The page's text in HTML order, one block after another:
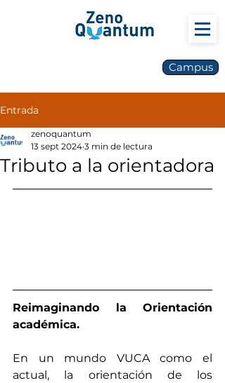
Campus
Entrada
Tributo a la orientadora
zenoquantum
13 sept 2024 3 min de lectura
Reimaginando la Orientación
académica.
En un mundo VUCA como el
actual, la orientación de los